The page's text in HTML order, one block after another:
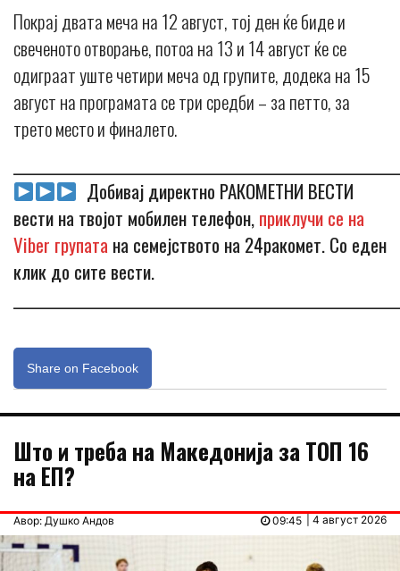
Покрај двата меча на 12 август, тој ден ќе биде и
свеченото отворање, потоа на 13 и 14 август ќе се
одиграат уште четири меча од групите, додека на 15
август на програмата се три средби – за петто, за
трето место и финалето.
Добивај директно РАКОМЕТНИ ВЕСТИ
вести на твојот мобилен телефон,приклучи се на
Viber групата на семејството на 24ракомет. Со еден
клик до сите вести.
Share on Facebook
Што и треба на Македонија за ТОП 16
на ЕП?
Авор: Душко Андов | 4 август 2026
09:45